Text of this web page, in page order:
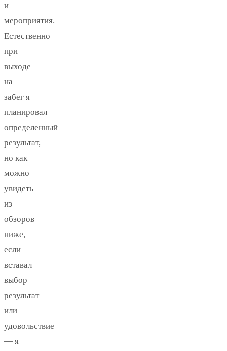
и
мероприятия.
Естественно
при
выходе
на
забег я
планировал
определенный
результат,
но как
можно
увидеть
из
обзоров
ниже,
если
вставал
выбор
результат
или
удовольствие
— я